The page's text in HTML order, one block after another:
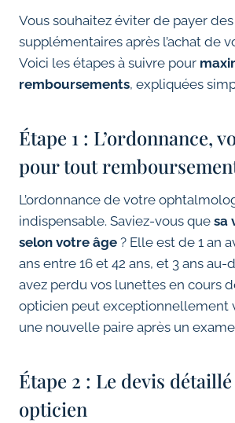
Vous souhaitez éviter de payer
supplémentaires après l’achat de
Voici les étapes à suivre pour
remboursements, expliquées
Étape 1 : L’ordonnance,
pour tout
L’ordonnance de votre
indispensable. Saviez-vous que sa
selon votre âge ? Elle est de 1 an
ans entre 16 et 42 ans, et 3 ans au-
avez perdu vos lunettes en cours
opticien peut exceptionnellement
une nouvelle paire après un
Étape 2 : Le devis
opticien